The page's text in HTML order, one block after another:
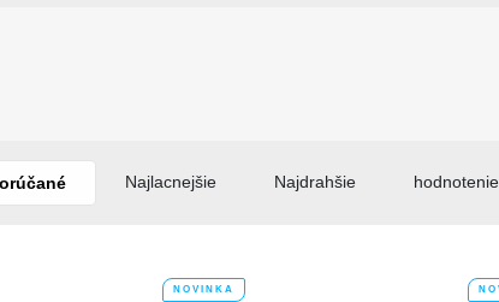
Najlacnejšie Najdrahšie hodnotenie
NOVINKA